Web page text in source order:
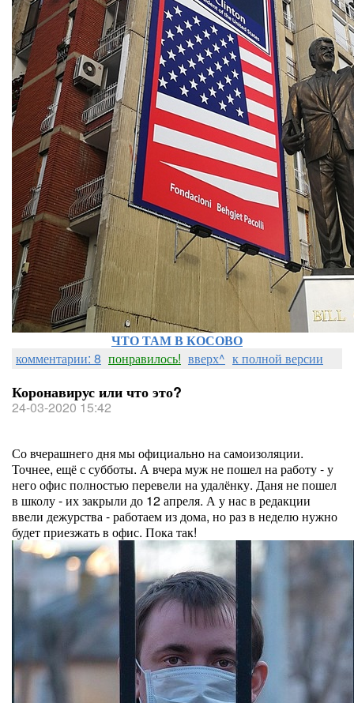
ЧТО ТАМ В КОСОВО
комментарии: 8 понравилось! вверх^ к полной версии
Коронавирус или что это?
24-03-2020 15:42
Со вчерашнего дня мы официально на самоизоляции.
Точнее, ещё с субботы. А вчера муж не пошел на работу - у
него офис полностью перевели на удалёнку. Даня не пошел
в школу - их закрыли до 12 апреля. А у нас в редакции
ввели дежурства - работаем из дома, но раз в неделю нужно
будет приезжать в офис. Пока так!